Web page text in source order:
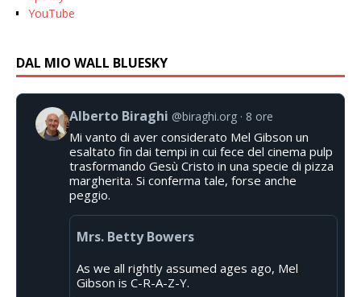
YouTube
DAL MIO WALL BLUESKY
Alberto Biraghi @biraghi.org 8 ore
Mi vanto di aver considerato Mel Gibson un
esaltato fin dai tempi in cui fece del cinema pulp
trasformando Gesù Cristo in una specie di pizza
margherita. Si conferma tale, forse anche
peggio.
Mrs. Betty Bowers
As we all rightly assumed ages ago, Mel
Gibson is C-R-A-Z-Y.